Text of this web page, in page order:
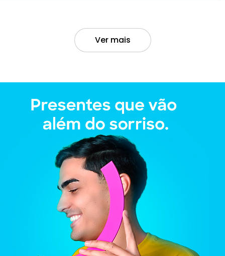
Ver mais